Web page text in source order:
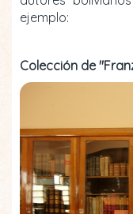
ejemplo:
Colección de